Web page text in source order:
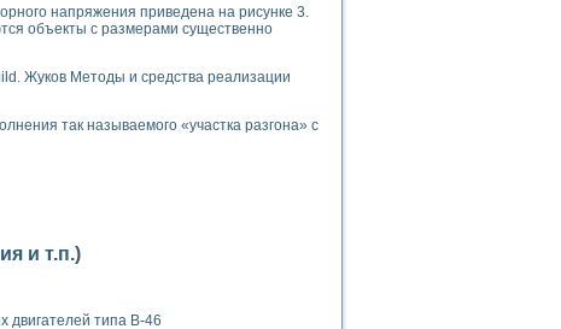
информационных технологий и программных средств
в среде LabVIEW
критичность
напряжения приведена на рисунке 3.
объекты с размерами существенно
Жуков Методы и средства реализации
так называемого «участка разгона» с
и т.п.)
двигателей типа В-46